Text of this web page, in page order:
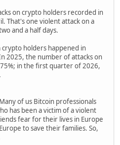
on crypto holders recorded in
That's one violent attack on a
and a half days.
crypto holders happened in
2025, the number of attacks on
in the first quarter of 2026,
of us Bitcoin professionals
has been a victim of a violent
fear for their lives in Europe
to save their families. So,